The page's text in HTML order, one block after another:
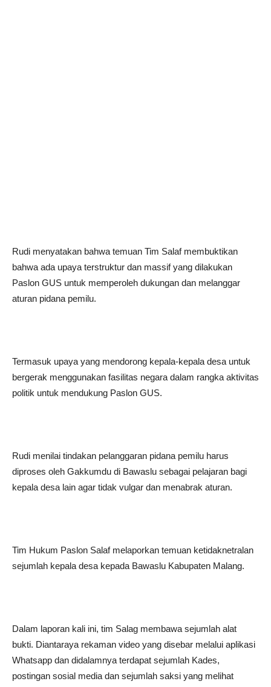
Rudi menyatakan bahwa temuan Tim Salaf membuktikan
bahwa ada upaya terstruktur dan massif yang dilakukan
Paslon GUS untuk memperoleh dukungan dan melanggar
aturan pidana pemilu.
Termasuk upaya yang mendorong kepala-kepala desa untuk
bergerak menggunakan fasilitas negara dalam rangka aktivitas
politik untuk mendukung Paslon GUS.
Rudi menilai tindakan pelanggaran pidana pemilu harus
diproses oleh Gakkumdu di Bawaslu sebagai pelajaran bagi
kepala desa lain agar tidak vulgar dan menabrak aturan.
Tim Hukum Paslon Salaf melaporkan temuan ketidaknetralan
sejumlah kepala desa kepada Bawaslu Kabupaten Malang.
Dalam laporan kali ini, tim Salag membawa sejumlah alat
bukti. Diantaraya rekaman video yang disebar melalui aplikasi
Whatsapp dan didalamnya terdapat sejumlah Kades,
postingan sosial media dan sejumlah saksi yang melihat